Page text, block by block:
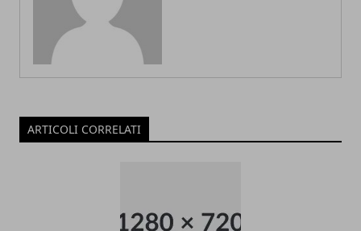
ARTICOLI CORRELATI